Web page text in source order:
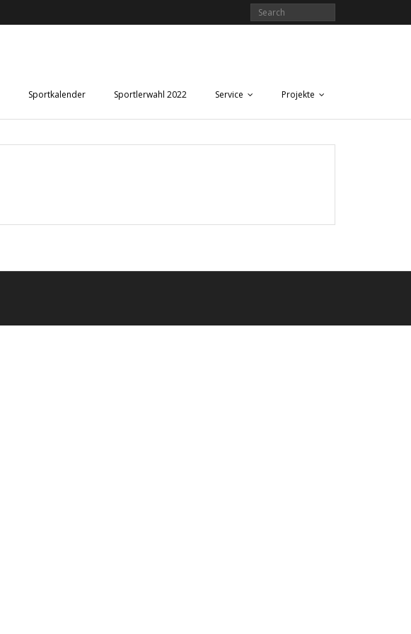
Sportkalender Sportlerwahl 2022 Service Projekte